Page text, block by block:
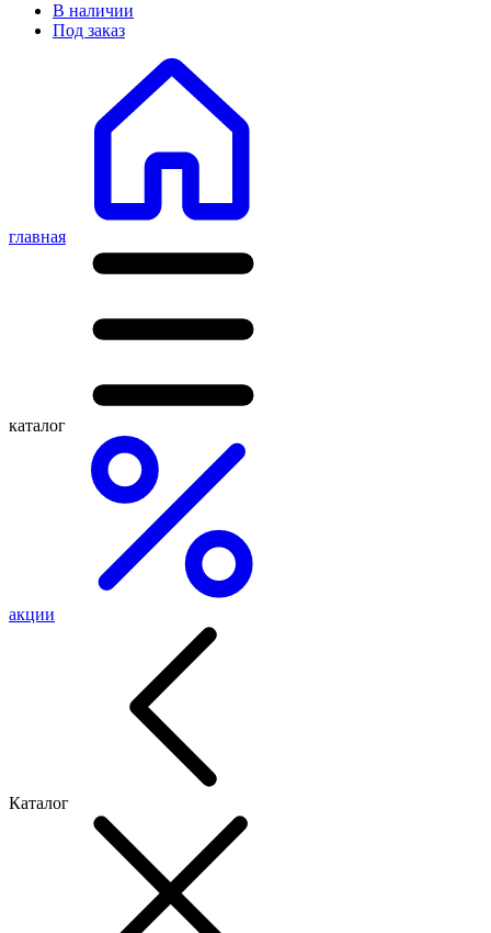
В наличии
Под заказ
главная
каталог
акции
Каталог